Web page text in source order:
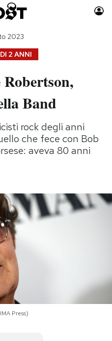
Auto
Moda
Consumismi
Storie/Idee
Ok Boomer!
Media
Mondiali calcio 2026
2 ANNI
2023
Band
rock degli anni
che fece con Bob
aveva 80 anni
Press)